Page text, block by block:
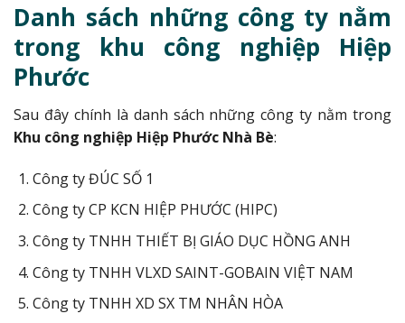
Danh sách những công ty nằm
trong khu công nghiệp Hiệp
Phước
Sau đây chính là danh sách những công ty nằm trong
Khu công nghiệp Hiệp Phước Nhà Bè:
Công ty ĐÚC SỐ 1
Công ty CP KCN HIỆP PHƯỚC (HIPC)
Công ty TNHH THIẾT BỊ GIÁO DỤC HỒNG ANH
Công ty TNHH VLXD SAINT-GOBAIN VIỆT NAM
Công ty TNHH XD SX TM NHÂN HÒA